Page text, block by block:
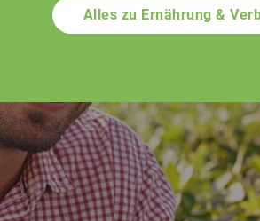
Alles zu Ernährung &